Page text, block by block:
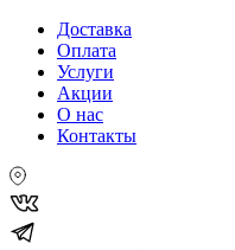
Доставка
Оплата
Услуги
Акции
О нас
Контакты